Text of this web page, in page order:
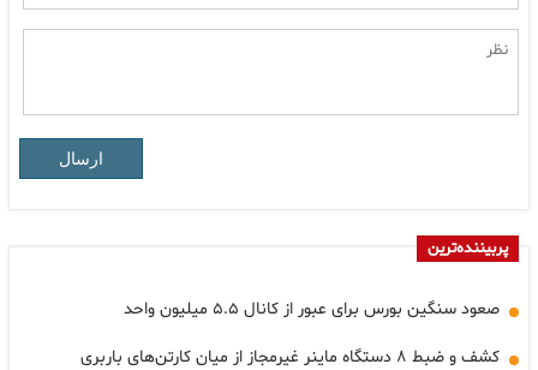
ارسال
پربیننده‌ترین
صعود سنگین بورس برای عبور از کانال ۵.۵ میلیون واحد
کشف و ضبط ۸ دستگاه ماینر غیرمجاز از میان کارتن‌های باربری